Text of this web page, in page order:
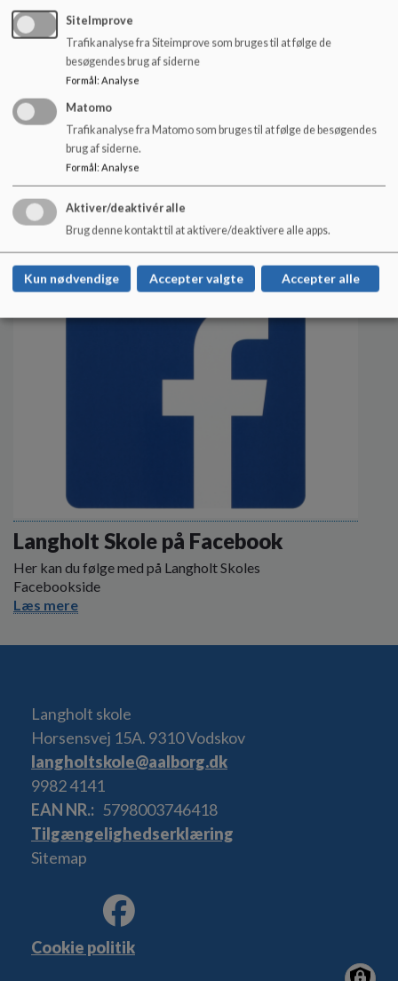
Aula - videovejledninger m.m.
Her er vejledningshjælp at hente!
Læs mere
Langholt Skole på Facebook
Her kan du følge med på Langholt Skoles
Facebookside
Læs mere
Langholt skole
Horsensvej 15A. 9310 Vodskov
langholtskole@aalborg.dk
9982 4141
EAN NR.
5798003746418
Tilgængelighedserklæring
Sitemap
Cookie politik
SiteImprove
Trafikanalyse fra Siteimprove som bruges til at følge de
besøgendes brug af siderne
Formål: Analyse
Matomo
Trafikanalyse fra Matomo som bruges til at følge de besøgendes
brug af siderne.
Formål: Analyse
Aktiver/deaktivér alle
Brug denne kontakt til at aktivere/deaktivere alle apps.
Kun nødvendige Accepter valgte Accepter alle